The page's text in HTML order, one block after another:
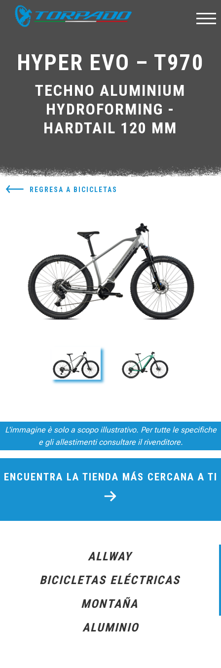
HYPER EVO – T970
TECHNO ALUMINIUM
HYDROFORMING -
HARDTAIL 120 MM
REGRESA A BICICLETAS
L'immagine è solo a scopo illustrativo. Per tutte le specifiche
e gli allestimenti consultare il rivenditore.
ENCUENTRA LA TIENDA MÁS CERCANA A TI
ALLWAY
BICICLETAS ELÉCTRICAS
MONTAÑA
ALUMINIO